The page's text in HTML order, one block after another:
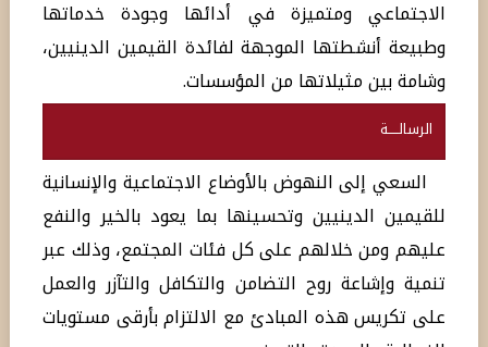
الاجتماعي ومتميزة في أدائها وجودة خدماتها
وطبيعة أنشطتها الموجهة لفائدة القيمين الدينيين،
وشامة بين مثيلاتها من المؤسسات.
الرسالـــــة
السعي إلى النهوض بالأوضاع الاجتماعية والإنسانية
للقيمين الدينيين وتحسينها بما يعود بالخير والنفع
عليهم ومن خلالهم على كل فئات المجتمع، وذلك عبر
تنمية وإشاعة روح التضامن والتكافل والتآزر والعمل
على تكريس هذه المبادئ مع الالتزام بأرقى مستويات